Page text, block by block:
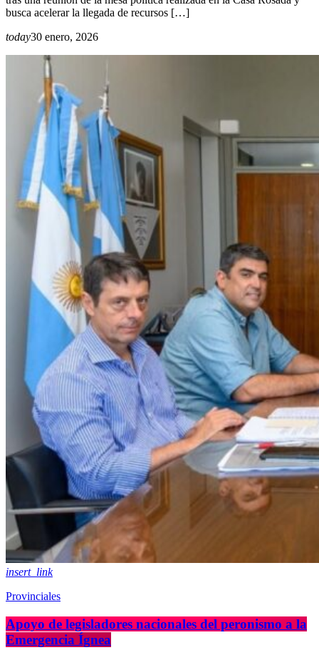
busca acelerar la llegada de recursos […]
today30 enero, 2026
insert_link
Provinciales
Apoyo de legisladores nacionales del peronismo a la
Emergencia Ígnea